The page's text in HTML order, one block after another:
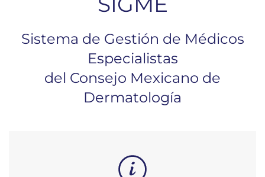
Sistema de Gestión de Médicos
Especialistas
del Consejo Mexicano de
Dermatología